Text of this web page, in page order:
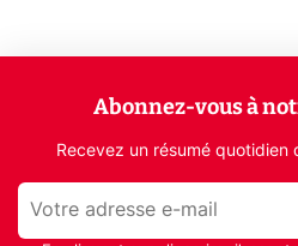
Abonnez-vous à
Recevez un résumé quotidien